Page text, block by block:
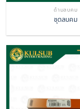
ด้ามลบคม
ชุดลบคม